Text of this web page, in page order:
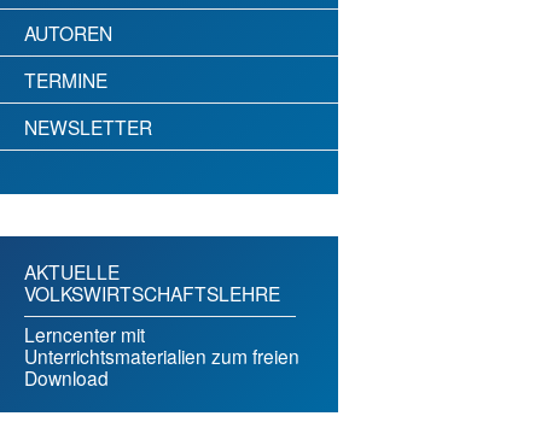
AUTOREN
TERMINE
NEWSLETTER
AKTUELLE
VOLKSWIRTSCHAFTSLEHRE
Lerncenter mit
Unterrichtsmaterialien zum freien
Download